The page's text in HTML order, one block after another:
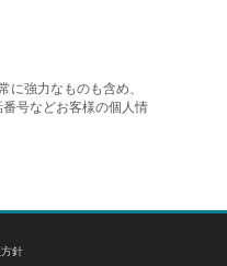
強力なものも含め、
号などお客様の個人情
針